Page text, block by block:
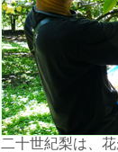
二十世紀梨は、